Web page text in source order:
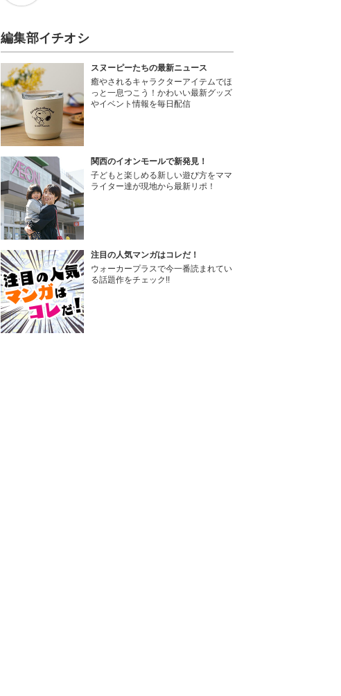
編集部イチオシ
スヌーピーたちの最新ニュース
癒やされるキャラクターアイテムでほ
っと一息つこう！かわいい最新グッズ
やイベント情報を毎日配信
関西のイオンモールで新発見！
子どもと楽しめる新しい遊び方をママ
ライター達が現地から最新リポ！
注目の人気マンガはコレだ！
ウォーカープラスで今一番読まれてい
る話題作をチェック!!